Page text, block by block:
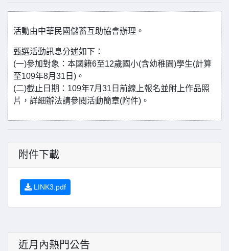
活動由中華民國儲蓄互助協會辦理。
甄選活動訊息分述如下：
(一)參加對象：本國籍6至12歲國小(含幼稚園)學生(計算
至109年8月31日)。
(二)截止日期：109年7月31日前線上報名並附上作品照
片，詳細辦法請參閱活動簡章(附件)。
附件下載
LINK3.pdf
近月內熱門公告